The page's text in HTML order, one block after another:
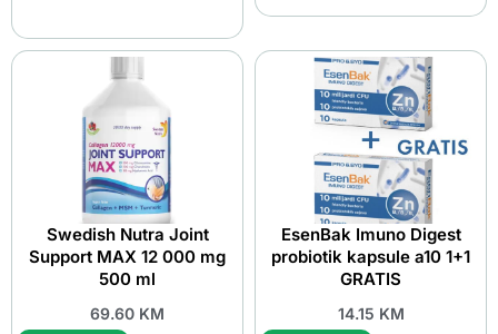
Swedish Nutra Joint
Support MAX 12 000 mg
500 ml
69.60 KM
EsenBak Imuno Digest
probiotik kapsule a10 1+1
GRATIS
14.15 KM